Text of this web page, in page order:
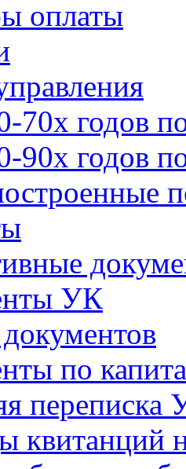
оплаты
70х годов
90х годов
УК
по
переписка
квитанций